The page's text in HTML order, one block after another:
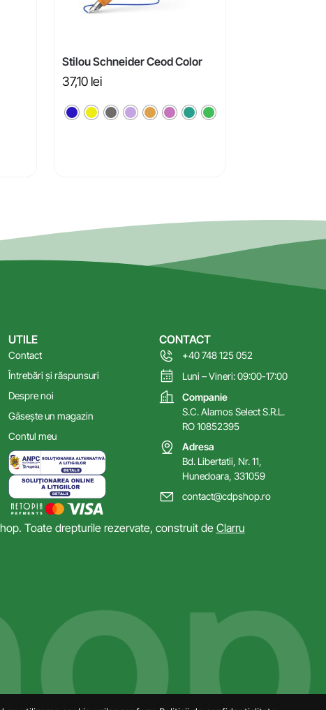
Stilou Schneider Ceod Color
37,10 lei
UTILE
Contact
Întrebări și răspunsuri
Despre noi
Găsește un magazin
Contul meu
CONTACT
+40 748 125 052
Luni – Vineri: 09:00-17:00
Companie
S.C. Alamos Select S.R.L.
RO 10852395
Adresa
Bd. Libertatii, Nr. 11,
Hunedoara, 331059
contact@cdpshop.ro
Toate drepturile rezervate, construit de Clarru